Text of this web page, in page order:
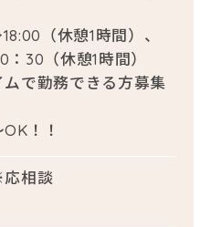
（休憩1時間）、
：30（休憩1時間）
で勤務できる方募集
！！
相談